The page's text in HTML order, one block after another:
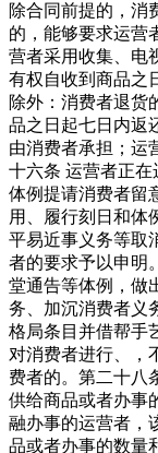
除合同前提的，消
的，能够要求运营
营者采用收集、电
有权自收到商品之
除外：消费者退货
品之日起七日内返
由消费者承担；运
十六条 运营者正
体例提请消费者留
用、履行刻日和体
平易近事义务等取
者的要求予以申明
堂通告等体例，做
务、加沉消费者义
格局条目并借帮手
对消费者进行、，
费者的。第二十八
供给商品或者办事
融办事的运营者，
品或者办事的数量